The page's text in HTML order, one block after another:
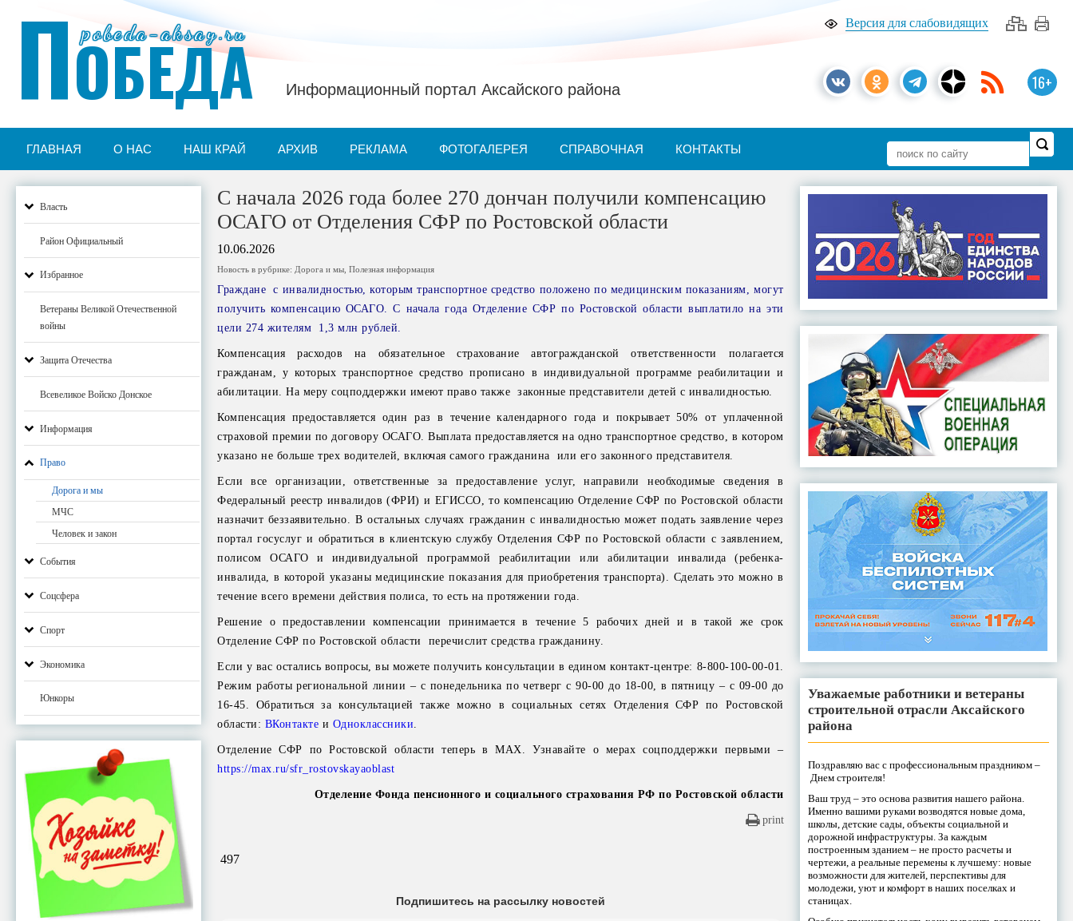
Версия для слабовидящих
16+
pobeda-aksay.ru
ПОБЕДА Информационный портал Аксайского района
ГЛАВНАЯ О НАС НАШ КРАЙ АРХИВ РЕКЛАМА ФОТОГАЛЕРЕЯ СПРАВОЧНАЯ КОНТАКТЫ
Власть
Район Официальный
Избранное
Ветераны Великой Отечественной
войны
Защита Отечества
Всевеликое Войско Донское
Информация
Право
Дорога и мы
МЧС
Человек и закон
События
Соцсфера
Спорт
Экономика
Юнкоры
С начала 2026 года более 270 дончан получили компенсацию
ОСАГО от Отделения СФР по Ростовской области
10.06.2026
Новость в рубрике: Дорога и мы ,Полезная информация
Граждане с инвалидностью, которым транспортное средство положено по медицинским показаниям, могут
получить компенсацию ОСАГО. С начала года Отделение СФР по Ростовской области выплатило на эти
цели 274 жителям 1,3 млн рублей.
Компенсация расходов на обязательное страхование автогражданской ответственности полагается
гражданам, у которых транспортное средство прописано в индивидуальной программе реабилитации и
абилитации. На меру соцподдержки имеют право также законные представители детей с инвалидностью.
Компенсация предоставляется один раз в течение календарного года и покрывает 50% от уплаченной
страховой премии по договору ОСАГО. Выплата предоставляется на одно транспортное средство, в котором
указано не больше трех водителей, включая самого гражданина или его законного представителя.
Если все организации, ответственные за предоставление услуг, направили необходимые сведения в
Федеральный реестр инвалидов (ФРИ) и ЕГИССО, то компенсацию Отделение СФР по Ростовской области
назначит беззаявительно. В остальных случаях гражданин с инвалидностью может подать заявление через
портал госуслуг и обратиться в клиентскую службу Отделения СФР по Ростовской области с заявлением,
полисом ОСАГО и индивидуальной программой реабилитации или абилитации инвалида (ребенка-
инвалида, в которой указаны медицинские показания для приобретения транспорта). Сделать это можно в
течение всего времени действия полиса, то есть на протяжении года.
Решение о предоставлении компенсации принимается в течение 5 рабочих дней и в такой же срок
Отделение СФР по Ростовской области перечислит средства гражданину.
Если у вас остались вопросы, вы можете получить консультации в едином контакт-центре: 8-800-100-00-01.
Режим работы региональной линии – с понедельника по четверг с 90-00 до 18-00, в пятницу – с 09-00 до
16-45. Обратиться за консультацией также можно в социальных сетях Отделения СФР по Ростовской
области: ВКонтакте и Одноклассники.
Отделение СФР по Ростовской области теперь в MAX. Узнавайте о мерах соцподдержки первыми –
https://max.ru/sfr_rostovskayaoblast
Отделение Фонда пенсионного и социального страхования РФ по Ростовской области
print
497
Подпишитесь на рассылку новостей
Уважаемые работники и ветераны
строительной отрасли Аксайского
района
Поздравляю вас с профессиональным праздником –
Днем строителя!
Ваш труд – это основа развития нашего района.
Именно вашими руками возводятся новые дома,
школы, детские сады, объекты социальной и
дорожной инфраструктуры. За каждым
построенным зданием – не просто расчеты и
чертежи, а реальные перемены к лучшему: новые
возможности для жителей, перспективы для
молодежи, уют и комфорт в наших поселках и
станицах.